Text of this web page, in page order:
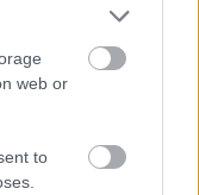
web or
to
De például
alacsony
ha azt
és